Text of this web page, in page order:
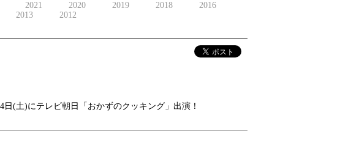
2021 2020 2019 2018
2016
2013 2012
(土)にテレビ朝日「おかずのクッキング」出演！